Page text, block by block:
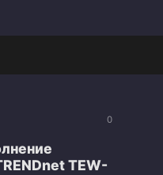
0
TEW-